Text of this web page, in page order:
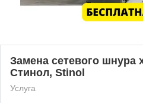
Замена сетевого шнура
Стинол, Stinol
Услуга